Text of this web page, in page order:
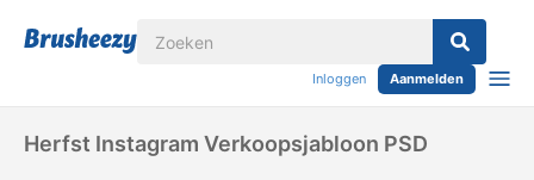
Inloggen Aanmelden
Herfst Instagram Verkoopsjabloon PSD